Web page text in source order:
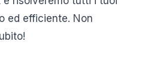
ed efficiente. Non